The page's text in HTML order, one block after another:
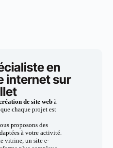
en
internet sur
de site webà
chaque projet est
proposons des
à votre activité.
vitrine, un site e-